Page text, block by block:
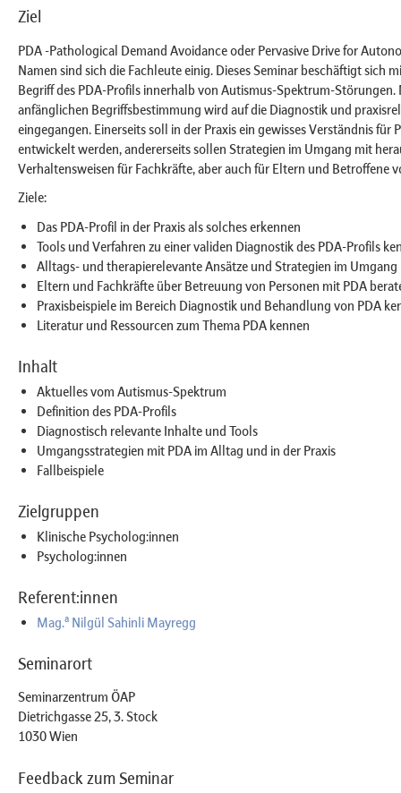
Ziel
PDA -Pathological Demand Avoidance oder Pervasive Drive for
Namen sind sich die Fachleute einig. Dieses Seminar beschäftigt sich
Begriff des PDA-Profils innerhalb von Autismus-Spektrum-Störungen.
anfänglichen Begriffsbestimmung wird auf die Diagnostik und
eingegangen. Einerseits soll in der Praxis ein gewisses Verständnis für
entwickelt werden, andererseits sollen Strategien im Umgang mit
Verhaltensweisen für Fachkräfte, aber auch für Eltern und Betroffene
Ziele:
Das PDA-Profil in der Praxis als solches erkennen
Tools und Verfahren zu einer validen Diagnostik des PDA-Profils
Alltags- und therapierelevante Ansätze und Strategien im
Eltern und Fachkräfte über Betreuung von Personen mit PDA
Praxisbeispiele im Bereich Diagnostik und Behandlung von PDA
Literatur und Ressourcen zum Thema PDA kennen
Inhalt
Aktuelles vom Autismus-Spektrum
Definition des PDA-Profils
Diagnostisch relevante Inhalte und Tools
Umgangsstrategien mit PDA im Alltag und in der Praxis
Fallbeispiele
Zielgruppen
Klinische Psycholog:innen
Psycholog:innen
Referent:innen
Mag. a Nilgül Sahinli Mayregg
Seminarort
Seminarzentrum ÖAP
Dietrichgasse 25, 3. Stock
1030 Wien
Feedback zum Seminar